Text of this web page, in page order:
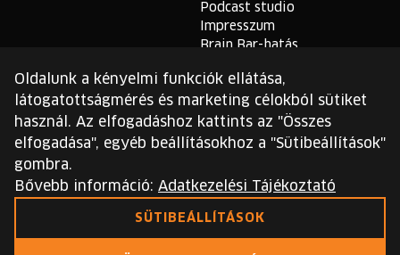
Podcast studio
Impresszum
Brain Bar-hatás
TLDR
Általános Szerződési
Feltételek
Sütikezelési Szabályzat
Adatvédelmi Szabályzat
Ezt a webhelyet a reCAPTCHA védi, és a Google
Oldalunk a kényelmi funkciók ellátása,
látogatottságmérés és marketing célokból sütiket
használ. Az elfogadáshoz kattints az "Összes
elfogadása", egyéb beállításokhoz a "Sütibeállítások"
gombra.
Bővebb információ: Adatkezelési Tájékoztató
SÜTIBEÁLLÍTÁSOK